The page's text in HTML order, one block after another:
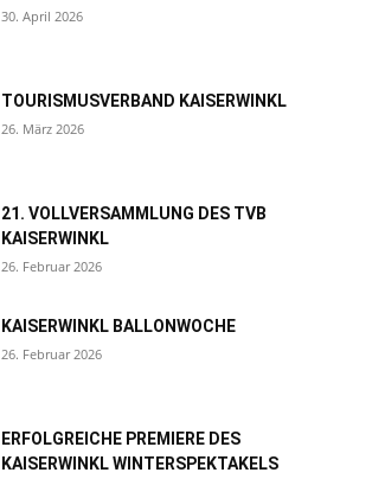
30. April 2026
TOURISMUSVERBAND KAISERWINKL
26. März 2026
21. VOLLVERSAMMLUNG DES TVB
KAISERWINKL
26. Februar 2026
KAISERWINKL BALLONWOCHE
26. Februar 2026
ERFOLGREICHE PREMIERE DES
KAISERWINKL WINTERSPEKTAKELS